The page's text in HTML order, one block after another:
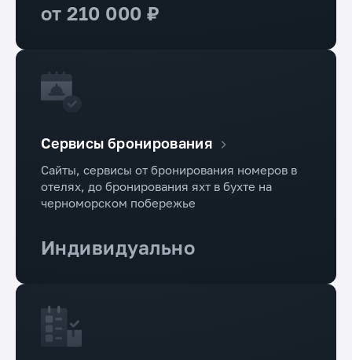
от 210 000 ₽
Сервисы бронирования
Сайты, сервисы от бронирования номеров в
отелях, до бронирования яхт в бухте на
черноморском побережье
Индивидуально